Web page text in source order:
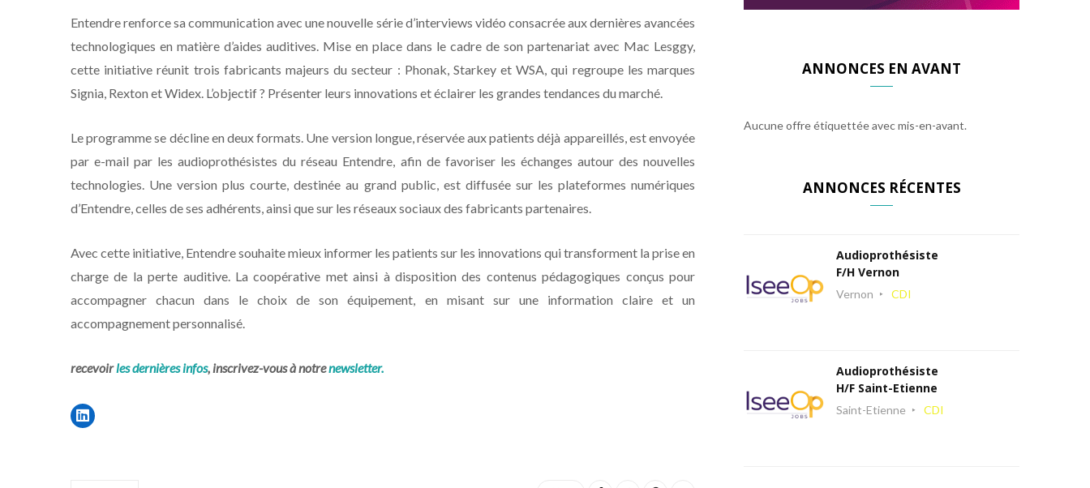
Entendre renforce sa communication avec une nouvelle série d’interviews vidéo consacrée aux dernières avancées
technologiques en matière d’aides auditives. Mise en place dans le cadre de son partenariat avec Mac Lesggy,
cette initiative réunit trois fabricants majeurs du secteur : Phonak, Starkey et WSA, qui regroupe les marques
Signia, Rexton et Widex. L’objectif ? Présenter leurs innovations et éclairer les grandes tendances du marché.
Le programme se décline en deux formats. Une version longue, réservée aux patients déjà appareillés, est envoyée
par e-mail par les audioprothésistes du réseau Entendre, afin de favoriser les échanges autour des nouvelles
technologies. Une version plus courte, destinée au grand public, est diffusée sur les plateformes numériques
d’Entendre, celles de ses adhérents, ainsi que sur les réseaux sociaux des fabricants partenaires.
Avec cette initiative, Entendre souhaite mieux informer les patients sur les innovations qui transforment la prise en
charge de la perte auditive. La coopérative met ainsi à disposition des contenus pédagogiques conçus pour
accompagner chacun dans le choix de son équipement, en misant sur une information claire et un
accompagnement personnalisé.
recevoirles dernières infos, inscrivez-vous à notrenewsletter.
ANNONCES EN AVANT
Aucune offre étiquettée avec mis-en-avant.
ANNONCES RÉCENTES
Audioprothésiste
F/H Vernon
Vernon CDI
Audioprothésiste
H/F Saint-Etienne
Saint-Etienne CDI